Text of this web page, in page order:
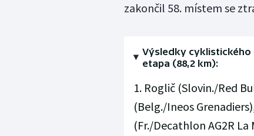
zakončil 58. místem se
Výsledky cyklistického
etapa (88,2 km):
1. Roglič (Slovin./Red
(Belg./Ineos
(Fr./Decathlon AG2R